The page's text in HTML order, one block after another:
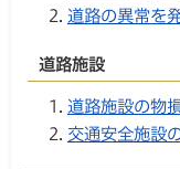
道路の異常を
道路施設
道路施設の物
交通安全施設